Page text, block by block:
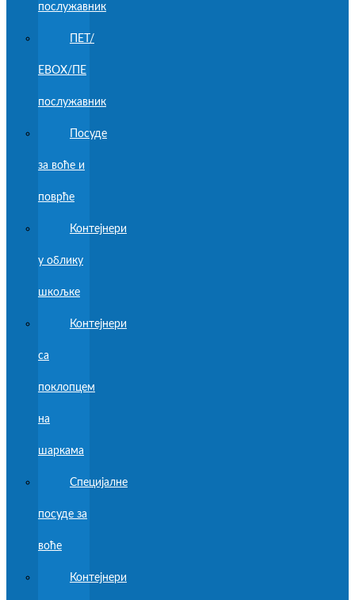
послужавник
ПЕТ/
ЕВОХ/ПЕ
послужавник
Посуде
за воће и
поврће
Контејнери
у облику
шкољке
Контејнери
са
поклопцем
на
шаркама
Специјалне
посуде за
воће
Контејнери